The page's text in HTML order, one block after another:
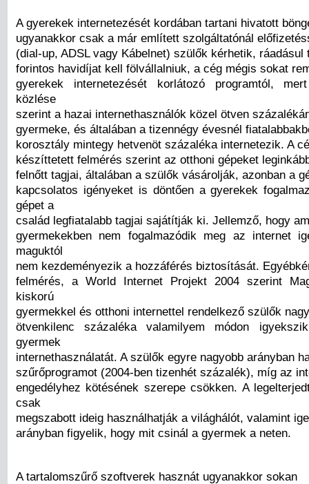
A gyerekek internetezését kordában tartani hivatott
ugyanakkor csak a már említett szolgáltatónál
(dial-up, ADSL vagy Kábelnet) szülők kérhetik, ráadásul
forintos havidíjat kell fölvállalniuk, a cég mégis sokat
gyerekek internetezését korlátozó programtól,
közlése
szerint a hazai internethasználók közel ötven
gyermeke, és általában a tizennégy évesnél
korosztály mintegy hetvenöt százaléka internetezik. A
készíttetett felmérés szerint az otthoni gépeket
felnőtt tagjai, általában a szülők vásárolják, azonban a
kapcsolatos igényeket is döntően a gyerekek
gépet a
család legfiatalabb tagjai sajátítják ki. Jellemző, hogy
gyermekekben nem fogalmazódik meg az internet
maguktól
nem kezdeményezik a hozzáférés biztosítását.
felmérés, a World Internet Projekt 2004 szerint
kiskorú
gyermekkel és otthoni internettel rendelkező szülők
ötvenkilenc százaléka valamilyem módon
gyermek
internethasználatát. A szülők egyre nagyobb arányban
szűrőprogramot (2004-ben tizenhét százalék), míg az
engedélyhez kötésének szerepe csökken. A
csak
megszabott ideig használhatják a világhálót, valamint
arányban figyelik, hogy mit csinál a gyermek a neten.
A tartalomszűrő szoftverek hasznát ugyanakkor sokan